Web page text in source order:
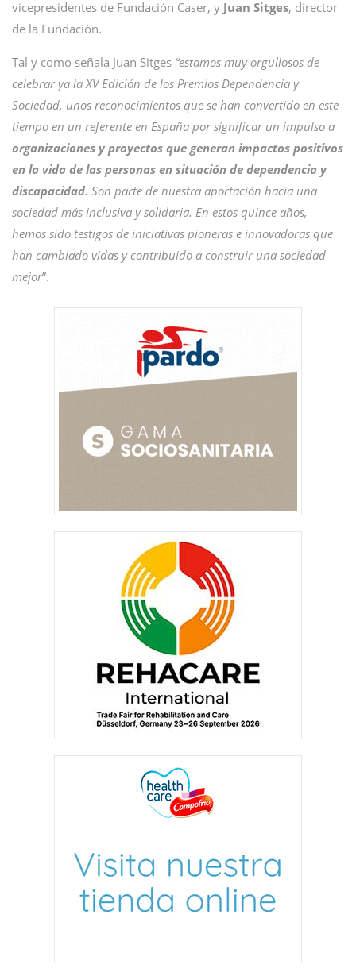
vicepresidentes de Fundación Caser, y Juan Sitges, director
de la Fundación.
Tal y como señala Juan Sitges “estamos muy orgullosos de
celebrar ya la XV Edición de los Premios Dependencia y
Sociedad, unos reconocimientos que se han convertido en este
tiempo en un referente en España por significar un impulso a
organizaciones y proyectos que generan impactos positivos
en la vida de las personas en situación de dependencia y
discapacidad. Son parte de nuestra aportación hacia una
sociedad más inclusiva y solidaria. En estos quince años,
hemos sido testigos de iniciativas pioneras e innovadoras que
han cambiado vidas y contribuido a construir una sociedad
mejor”.